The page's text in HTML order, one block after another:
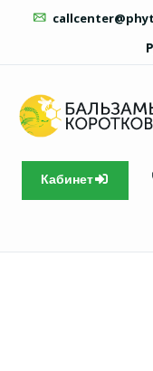
Кабинет